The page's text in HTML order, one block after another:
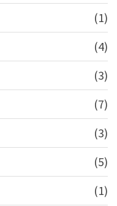
(1)
(4)
(3)
(7)
(3)
(5)
(1)